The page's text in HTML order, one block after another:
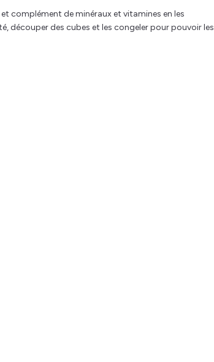
complément de minéraux et vitamines en les
découper des cubes et les congeler pour pouvoir les